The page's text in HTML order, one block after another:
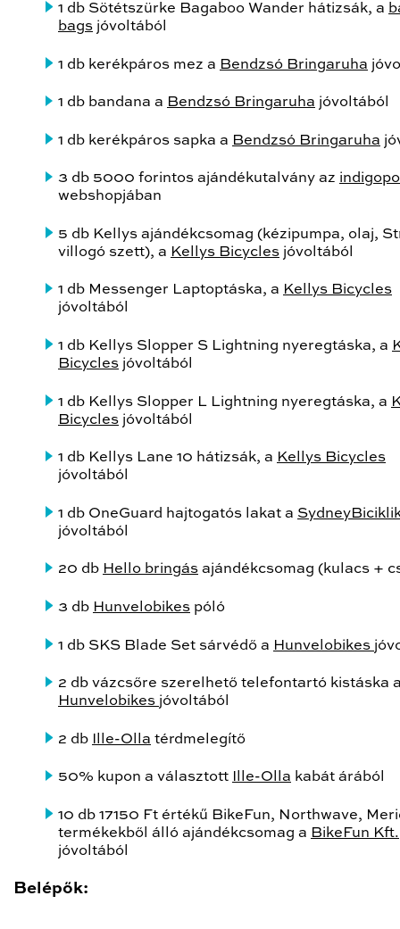
1 db Sötétszürke Bagaboo Wander hátizsák, a
bags jóvoltából
1 db kerékpáros mez a Bendzsó Bringaruha
1 db bandana a Bendzsó Bringaruha jóvoltából
1 db kerékpáros sapka a Bendzsó Bringaruha
3 db 5000 forintos ajándékutalvány az
webshopjában
5 db Kellys ajándékcsomag (kézipumpa, olaj,
villogó szett), a Kellys Bicycles jóvoltából
1 db Messenger Laptoptáska, a Kellys Bicycles
jóvoltából
1 db Kellys Slopper S Lightning nyeregtáska, a
Bicycles jóvoltából
1 db Kellys Slopper L Lightning nyeregtáska, a
Bicycles jóvoltából
1 db Kellys Lane 10 hátizsák, a Kellys Bicycles
jóvoltából
1 db OneGuard hajtogatós lakat a
jóvoltából
20 db Hello bringás ajándékcsomag (kulacs +
3 db Hunvelobikes póló
1 db SKS Blade Set sárvédő a Hunvelobikes
2 db vázcsőre szerelhető telefontartó kistáska
Hunvelobikes jóvoltából
2 db Ille-Olla térdmelegítő
50% kupon a választott Ille-Olla kabát árából
10 db 17150 Ft értékű BikeFun, Northwave,
termékekből álló ajándékcsomag a BikeFun Kft.
jóvoltából
Belépők: